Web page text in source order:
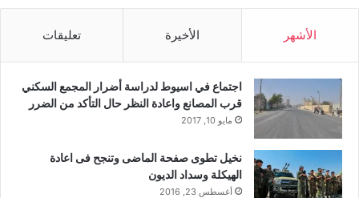
الأشهر الأخيرة تعليقات
اجتماع في اسيوط لدراسة أضرار المجمع السكني
قرب المصانع واعادة النظر حال التأكد من الضرر
مايو 10, 2017
نخيل تطوى صفحة الماضى وتنجح فى اعادة
الهيكلة وسداد الديون
أغسطس 23, 2016